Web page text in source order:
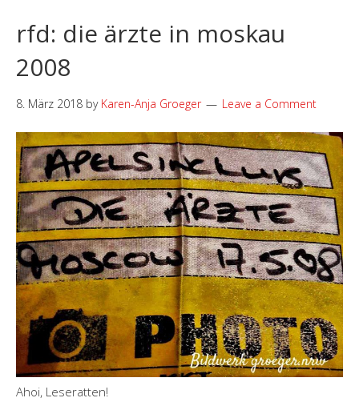
rfd: die ärzte in moskau
2008
8. März 2018 by Karen-Anja Groeger Leave a Comment
Ahoi, Leseratten!